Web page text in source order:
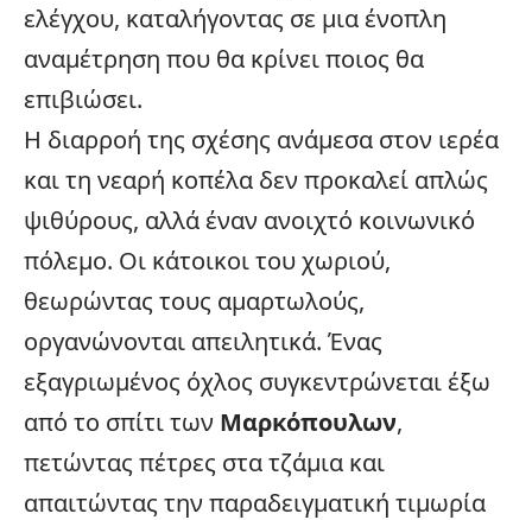
ελέγχου, καταλήγοντας σε μια ένοπλη
αναμέτρηση που θα κρίνει ποιος θα
επιβιώσει.
Η διαρροή της σχέσης ανάμεσα στον ιερέα
και τη νεαρή κοπέλα δεν προκαλεί απλώς
ψιθύρους, αλλά έναν ανοιχτό κοινωνικό
πόλεμο. Οι κάτοικοι του χωριού,
θεωρώντας τους αμαρτωλούς,
οργανώνονται απειλητικά. Ένας
εξαγριωμένος όχλος συγκεντρώνεται έξω
από το σπίτι των Μαρκόπουλων,
πετώντας πέτρες στα τζάμια και
απαιτώντας την παραδειγματική τιμωρία